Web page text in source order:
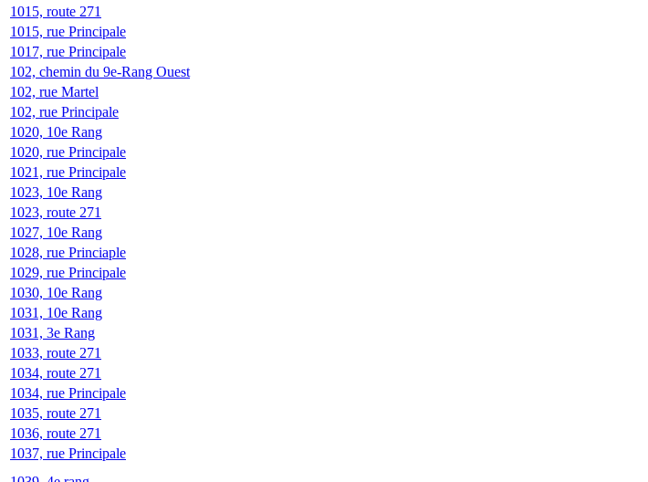
1015, route 271
1015, rue Principale
1017, rue Principale
102, chemin du 9e-Rang Ouest
102, rue Martel
102, rue Principale
1020, 10e Rang
1020, rue Principale
1021, rue Principale
1023, 10e Rang
1023, route 271
1027, 10e Rang
1028, rue Princiaple
1029, rue Principale
1030, 10e Rang
1031, 10e Rang
1031, 3e Rang
1033, route 271
1034, route 271
1034, rue Principale
1035, route 271
1036, route 271
1037, rue Principale